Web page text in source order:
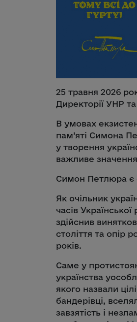
25 травня 2026
Директорії УНР
В умовах
пам’яті Симона
у творення
важливе
Симон Петлюра є
Як очільник
часів
здійснив
століття та опір
років.
Саме у
українства
якого назвали
бандерівці,
завзятість і